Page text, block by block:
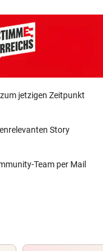
jetzigen Zeitpunkt
Story
Team per Mail